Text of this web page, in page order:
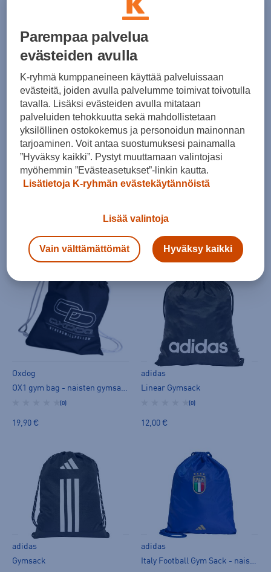
Power Gymsack
(0)
18,00 €
Power Gymsack
18,00 €
18,00 €
Linear Gymsack
12,00 €
Oxdog
OX1 gym bag - naisten gymsack
(0)
19,90 €
adidas
Linear Gymsack
(0)
12,00 €
adidas
Gymsack
adidas
Parempaa palvelua
evästeiden avulla
K-ryhmä kumppaneineen käyttää palveluissaan
evästeitä, joiden avulla palvelumme toimivat toivotulla
tavalla. Lisäksi evästeiden avulla mitataan
palveluiden tehokkuutta sekä mahdollistetaan
yksilöllinen ostokokemus ja personoidun mainonnan
tarjoaminen. Voit antaa suostumuksesi painamalla
”Hyväksy kaikki”. Pystyt muuttamaan valintojasi
myöhemmin ”Evästeasetukset”-linkin kautta.
Lisätietoja K-ryhmän evästekäytännöistä
Lisää valintoja
Vain välttämättömät Hyväksy kaikki